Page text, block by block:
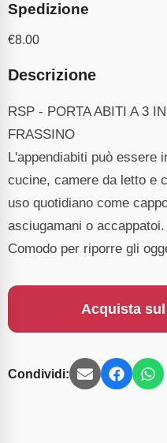
Spedizione
€8.00
Descrizione
RSP - PORTA ABITI A 3
FRASSINO
L'appendiabiti può essere
cucine, camere da letto e
uso quotidiano come
asciugamani o accappatoi.
Comodo per riporre gli
Acquista
Condividi: